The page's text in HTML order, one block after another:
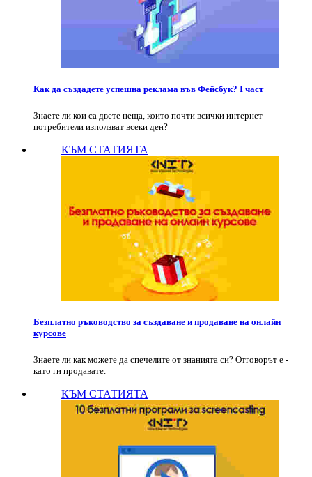
Как да създадете успешна реклама във Фейсбук? I част
Знаете ли кои са двете неща, които почти всички интернет
потребители използват всеки ден?
КЪМ СТАТИЯТА
Безплатно ръководство за създаване и продаване на онлайн
курсове
Знаете ли как можете да спечелите от знанията си? Отговорът е -
като ги продавате.
КЪМ СТАТИЯТА